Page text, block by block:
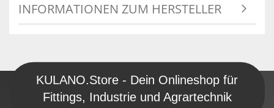
INFORMATIONEN ZUM HERSTELLER
KULANO.Store - Dein Onlineshop für
Fittings, Industrie und Agrartechnik